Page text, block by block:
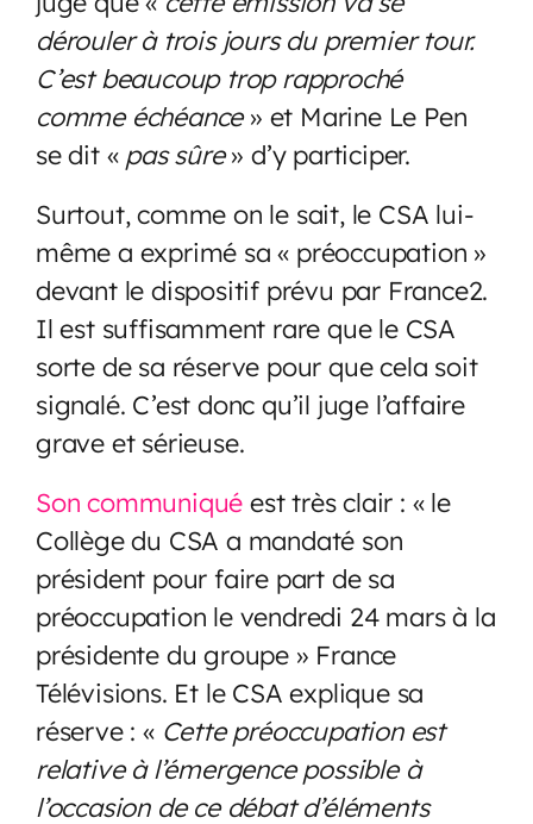
dérouler à trois jours du premier tour.
C’est beaucoup trop rapproché
comme échéance» et Marine Le Pen
se dit « pas sûre» d’y participer.
Surtout, comme on le sait, le CSA lui-
même a exprimé sa « préoccupation »
devant le dispositif prévu par France2.
Il est suffisamment rare que le CSA
sorte de sa réserve pour que cela soit
signalé. C’est donc qu’il juge l’affaire
grave et sérieuse.
Son communiqué est très clair : « le
Collège du CSA a mandaté son
président pour faire part de sa
préoccupation le vendredi 24 mars à la
présidente du groupe » France
Télévisions. Et le CSA explique sa
réserve : « Cette préoccupation est
relative à l’émergence possible à
l’occasion de ce débat d’éléments